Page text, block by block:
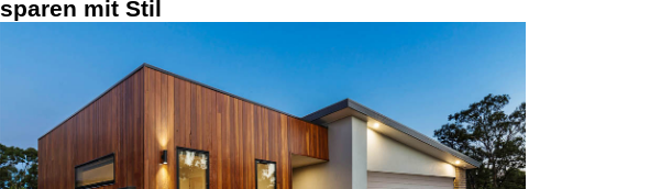
sparen mit Stil